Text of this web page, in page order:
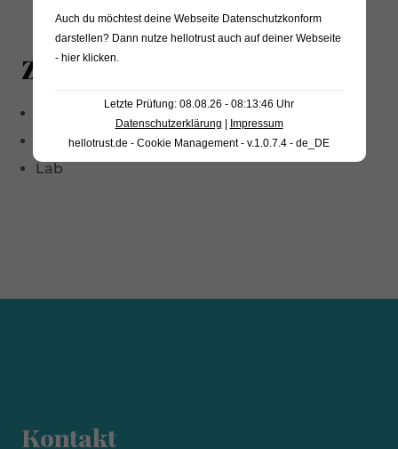
Zutaten
Lab
Kontakt
Auch du möchtest deine Webseite Datenschutzkonform
darstellen? Dann nutze hellotrust auch auf deiner Webseite
- hier klicken.
Letzte Prüfung: 08.08.26 - 08:13:46 Uhr
Datenschutzerklärung | Impressum
hellotrust.de - Cookie Management - v.1.0.7.4 - de_DE